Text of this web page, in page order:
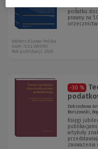
podatku
prawny na
Wolters Kluwer Polska
KAM-7224 W01P01
Rok publikacji: 2026
-30 %
Dobrosława
Borszowski,
Księgi
artykuły
zauważenia